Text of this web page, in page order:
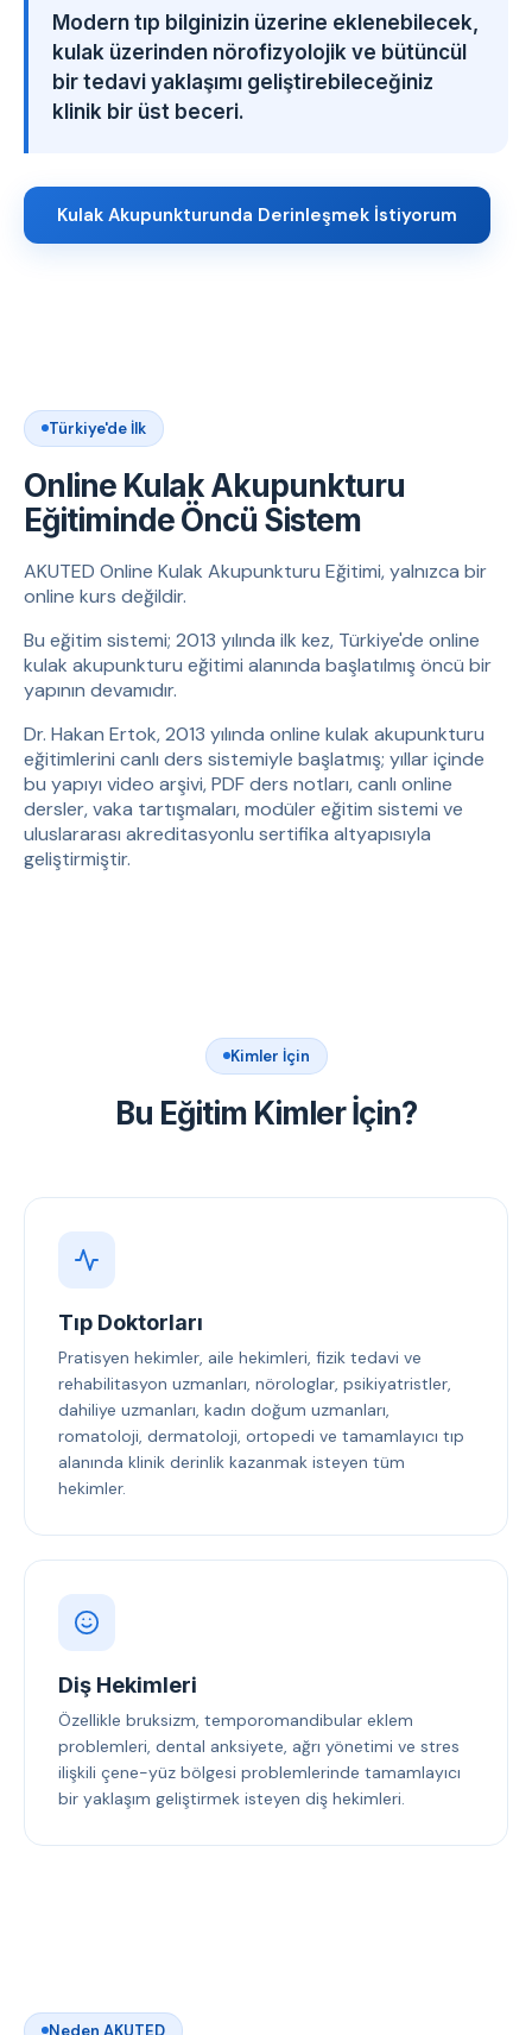
Modern tıp bilginizin üzerine eklenebilecek,
kulak üzerinden nörofizyolojik ve bütüncül
bir tedavi yaklaşımı geliştirebileceğiniz
klinik bir üst beceri.
Kulak Akupunkturunda Derinleşmek İstiyorum
Türkiye'de İlk
Online Kulak Akupunkturu
Eğitiminde Öncü Sistem
AKUTED Online Kulak Akupunkturu Eğitimi, yalnızca bir
online kurs değildir.
Bu eğitim sistemi; 2013 yılında ilk kez, Türkiye'de online
kulak akupunkturu eğitimi alanında başlatılmış öncü bir
yapının devamıdır.
Dr. Hakan Ertok, 2013 yılında online kulak akupunkturu
eğitimlerini canlı ders sistemiyle başlatmış; yıllar içinde
bu yapıyı video arşivi, PDF ders notları, canlı online
dersler, vaka tartışmaları, modüler eğitim sistemi ve
uluslararası akreditasyonlu sertifika altyapısıyla
geliştirmiştir.
Kimler İçin
Bu Eğitim Kimler İçin?
Tıp Doktorları
Pratisyen hekimler, aile hekimleri, fizik tedavi ve
rehabilitasyon uzmanları, nörologlar, psikiyatristler,
dahiliye uzmanları, kadın doğum uzmanları,
romatoloji, dermatoloji, ortopedi ve tamamlayıcı tıp
alanında klinik derinlik kazanmak isteyen tüm
hekimler.
Diş Hekimleri
Özellikle bruksizm, temporomandibular eklem
problemleri, dental anksiyete, ağrı yönetimi ve stres
ilişkili çene-yüz bölgesi problemlerinde tamamlayıcı
bir yaklaşım geliştirmek isteyen diş hekimleri.
Neden AKUTED